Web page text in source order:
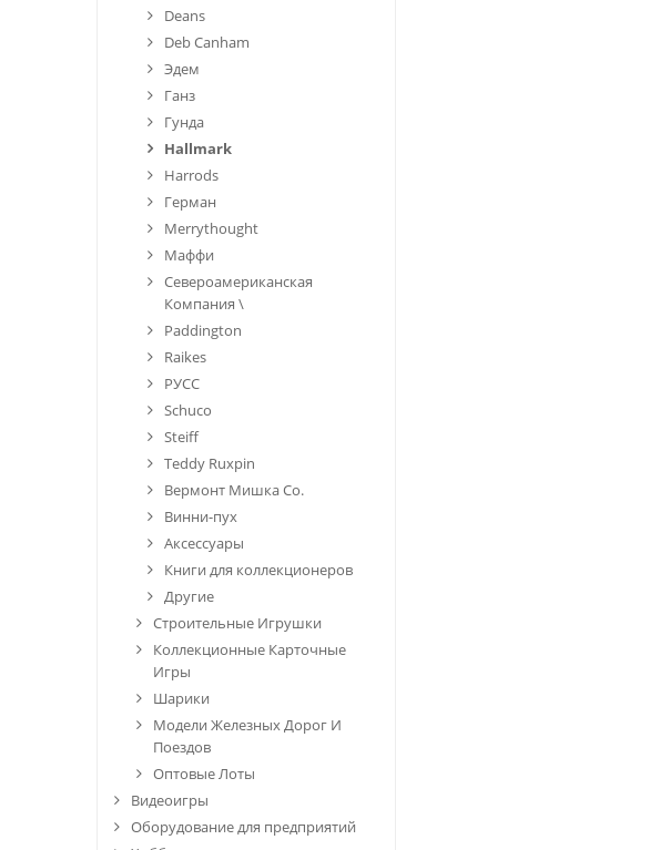
Deans
Deb Canham
Эдем
Ганз
Гунда
Hallmark
Harrods
Герман
Merrythought
Маффи
Североамериканская
Компания \
Paddington
Raikes
РУСС
Schuco
Steiff
Teddy Ruxpin
Вермонт Мишка Co.
Винни-пух
Аксессуары
Книги для коллекционеров
Другие
Строительные Игрушки
Коллекционные Карточные
Игры
Шарики
Модели Железных Дорог И
Поездов
Оптовые Лоты
Видеоигры
Оборудование для предприятий